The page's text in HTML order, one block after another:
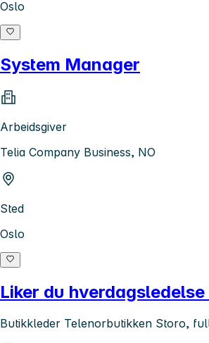
Oslo
System Manager
Arbeidsgiver
Telia Company Business, NO
Sted
Oslo
Liker du
Butikkleder Telenorbutikken Storo,